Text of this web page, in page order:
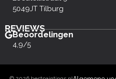
5049JT Tilburg
REVIEWS
Beoordelingen
4,9/5